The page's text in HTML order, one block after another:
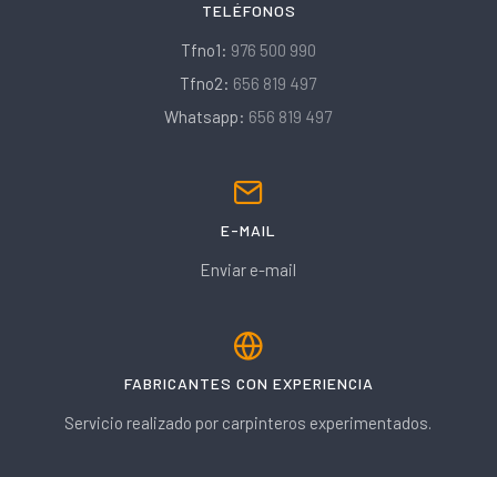
TELÉFONOS
Tfno1: 976 500 990
Tfno2: 656 819 497
Whatsapp: 656 819 497
E-MAIL
Enviar e-mail
FABRICANTES CON EXPERIENCIA
Servicio realizado por carpinteros experimentados.